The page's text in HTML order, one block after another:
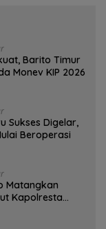
Barito Timur
Monev KIP 2026
Sukses Digelar,
Beroperasi
Matangkan
Kapolresta